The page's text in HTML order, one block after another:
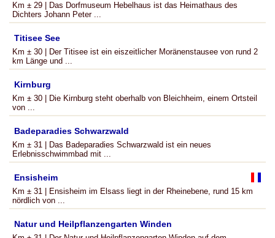
Km ± 29 | Das Dorfmuseum Hebelhaus ist das Heimathaus des
Dichters Johann Peter ...
Titisee See
Km ± 30 | Der Titisee ist ein eiszeitlicher Moränenstausee von rund 2
km Länge und ...
Kirnburg
Km ± 30 | Die Kirnburg steht oberhalb von Bleichheim, einem Ortsteil
von ...
Badeparadies Schwarzwald
Km ± 31 | Das Badeparadies Schwarzwald ist ein neues
Erlebnisschwimmbad mit ...
Ensisheim
Km ± 31 | Ensisheim im Elsass liegt in der Rheinebene, rund 15 km
nördlich von ...
Natur und Heilpflanzengarten Winden